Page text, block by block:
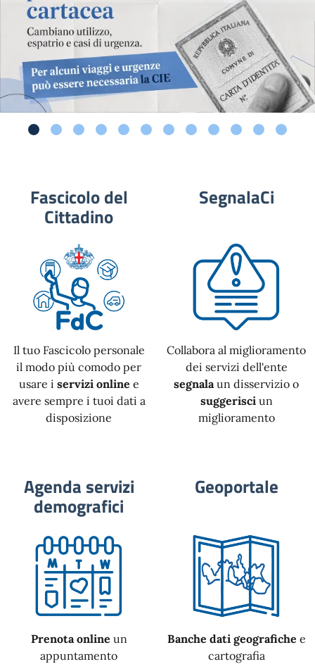
Fascicolo del
Cittadino
Il tuo Fascicolo personale
il modo più comodo per
usare i servizi online e
avere sempre i tuoi dati a
disposizione
SegnalaCi
Collabora al miglioramento
dei servizi dell'ente
segnala un disservizio o
suggerisciun
miglioramento
Agenda servizi
demografici
Prenota online un
appuntamento
Geoportale
Banche dati geografiche e
cartografia